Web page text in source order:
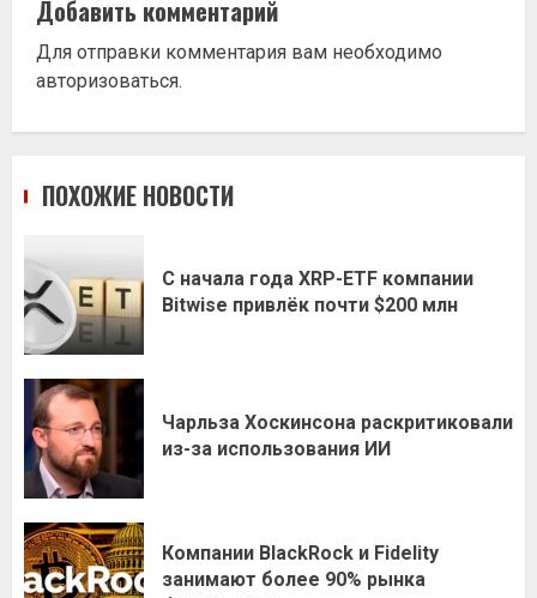
Добавить комментарий
Для отправки комментария вам необходимо
авторизоваться.
ПОХОЖИЕ НОВОСТИ
С начала года XRP-ETF компании
Bitwise привлёк почти $200 млн
Чарльза Хоскинсона раскритиковали
из-за использования ИИ
Компании BlackRock и Fidelity
занимают более 90% рынка